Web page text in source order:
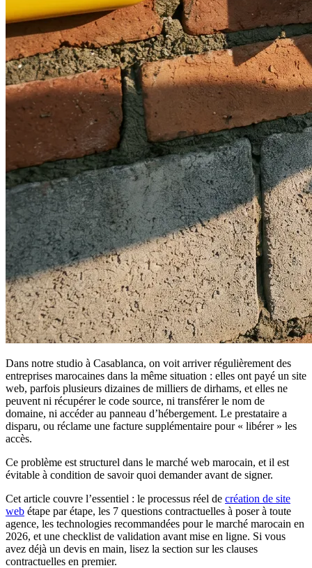
Dans notre studio à Casablanca, on voit arriver régulièrement des
entreprises marocaines dans la même situation : elles ont payé un site
web, parfois plusieurs dizaines de milliers de dirhams, et elles ne
peuvent ni récupérer le code source, ni transférer le nom de
domaine, ni accéder au panneau d’hébergement. Le prestataire a
disparu, ou réclame une facture supplémentaire pour « libérer » les
accès.
Ce problème est structurel dans le marché web marocain, et il est
évitable à condition de savoir quoi demander avant de signer.
Cet article couvre l’essentiel : le processus réel de création de site
web étape par étape, les 7 questions contractuelles à poser à toute
agence, les technologies recommandées pour le marché marocain en
2026, et une checklist de validation avant mise en ligne. Si vous
avez déjà un devis en main, lisez la section sur les clauses
contractuelles en premier.